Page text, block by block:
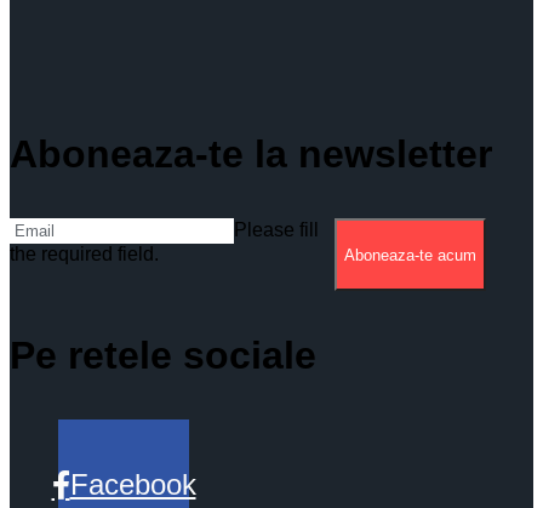
Aboneaza-te la newsletter
Please fill
the required field.
Aboneaza-te acum
Pe retele sociale
Facebook